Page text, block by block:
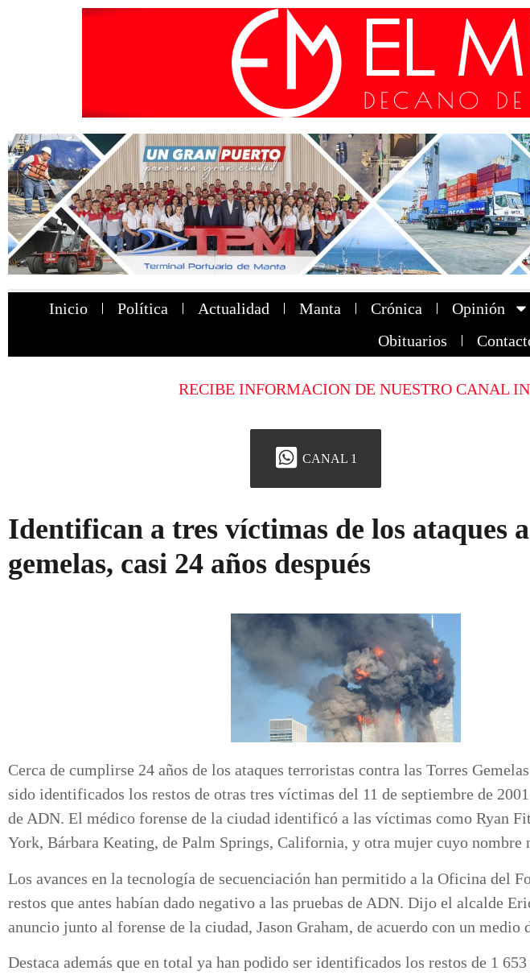
Inicio Política Actualidad Manta Crónica Opinión
Obituarios
RECIBE INFORMACION DE NUESTRO CANAL
CANAL 1
Identifican a tres víctimas de los ataques
gemelas, casi 24 años después
Cerca de cumplirse 24 años de los ataques terroristas contra las Torres
sido identificados los restos de otras tres víctimas del 11 de septiembre de 2001
de ADN. El médico forense de la ciudad identificó a las víctimas como Ryan
York, Bárbara Keating, de Palm Springs, California, y otra mujer cuyo nombre
Los avances en la tecnología de secuenciación han permitido a la Oficina del
restos que antes habían dado negativo a las pruebas de ADN. Dijo el alcalde
anuncio junto al forense de la ciudad, Jason Graham, de acuerdo con un medio
Destaca además que en total ya han podido ser identificados los restos de 1 653